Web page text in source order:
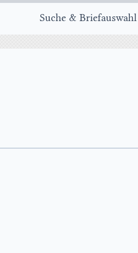
Suche & Briefauswahl